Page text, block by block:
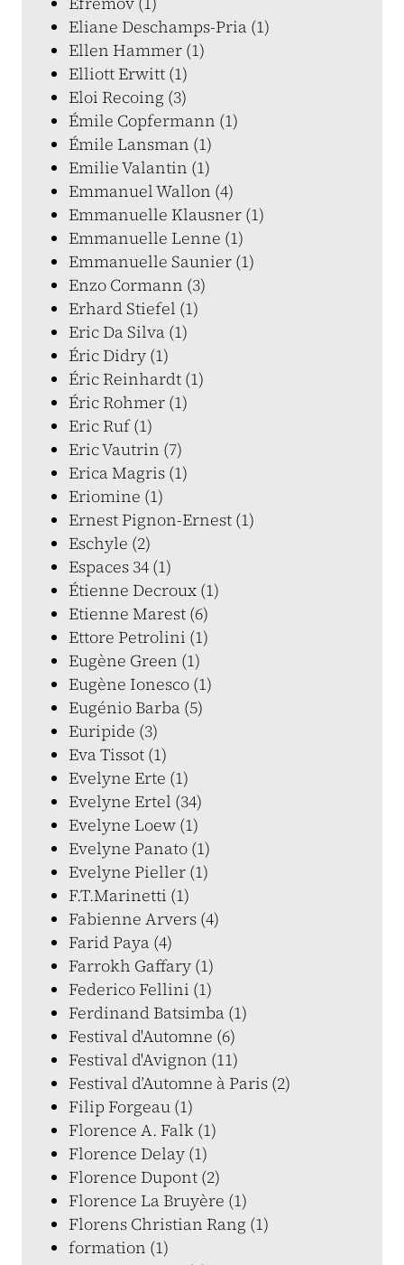
Eliane Deschamps-Pria (1)
Ellen Hammer (1)
Elliott Erwitt (1)
Eloi Recoing (3)
Émile Copfermann (1)
Émile Lansman (1)
Emilie Valantin (1)
Emmanuel Wallon (4)
Emmanuelle Klausner (1)
Emmanuelle Lenne (1)
Emmanuelle Saunier (1)
Enzo Cormann (3)
Erhard Stiefel (1)
Eric Da Silva (1)
Éric Didry (1)
Éric Reinhardt (1)
Éric Rohmer (1)
Eric Ruf (1)
Eric Vautrin (7)
Erica Magris (1)
Eriomine (1)
Ernest Pignon-Ernest (1)
Eschyle (2)
Espaces 34 (1)
Étienne Decroux (1)
Etienne Marest (6)
Ettore Petrolini (1)
Eugène Green (1)
Eugène Ionesco (1)
Eugénio Barba (5)
Euripide (3)
Eva Tissot (1)
Evelyne Erte (1)
Evelyne Ertel (34)
Evelyne Loew (1)
Evelyne Panato (1)
Evelyne Pieller (1)
F.T.Marinetti (1)
Fabienne Arvers (4)
Farid Paya (4)
Farrokh Gaffary (1)
Federico Fellini (1)
Ferdinand Batsimba (1)
Festival d'Automne (6)
Festival d'Avignon (11)
Festival d’Automne à Paris (2)
Filip Forgeau (1)
Florence A. Falk (1)
Florence Delay (1)
Florence Dupont (2)
Florence La Bruyère (1)
Florens Christian Rang (1)
formation (1)